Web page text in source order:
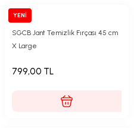
YENİ
SGCB
SGCB Jant Temizlik Fırçası 45 cm
X Large
799,00 TL